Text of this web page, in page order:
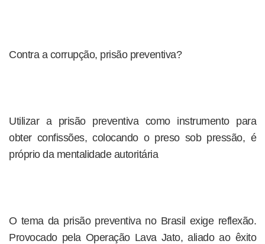
Contra a corrupção, prisão preventiva?
Utilizar a prisão preventiva como instrumento para
obter confissões, colocando o preso sob pressão, é
próprio da mentalidade autoritária
O tema da prisão preventiva no Brasil exige reflexão.
Provocado pela Operação Lava Jato, aliado ao êxito